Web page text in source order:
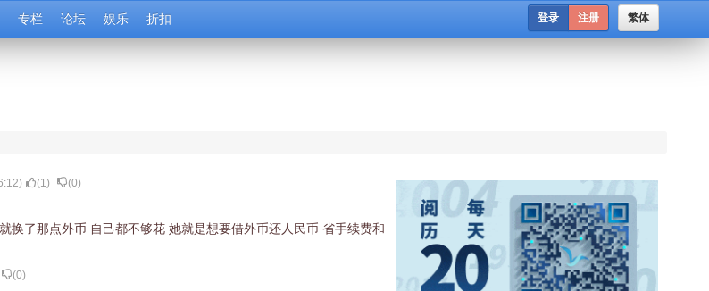
专栏 论坛 娱乐 折扣 繁体
登录 注册
) (1) (0)
了那点外币 自己都不够花 她就是想要借外币还人民币 省手续费和
(0)